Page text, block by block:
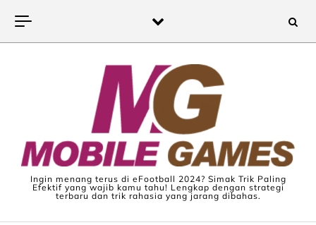
Ingin menang terus di eFootball 2024? Simak Trik Paling
Efektif yang wajib kamu tahu! Lengkap dengan strategi
terbaru dan trik rahasia yang jarang dibahas.